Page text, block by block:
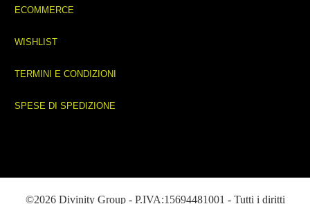
ECOMMERCE
WISHLIST
TERMINI E CONDIZIONI
SPESE DI SPEDIZIONE
©2026 Divinity Group - P.IVA:15694481001 - Tutti i diritti